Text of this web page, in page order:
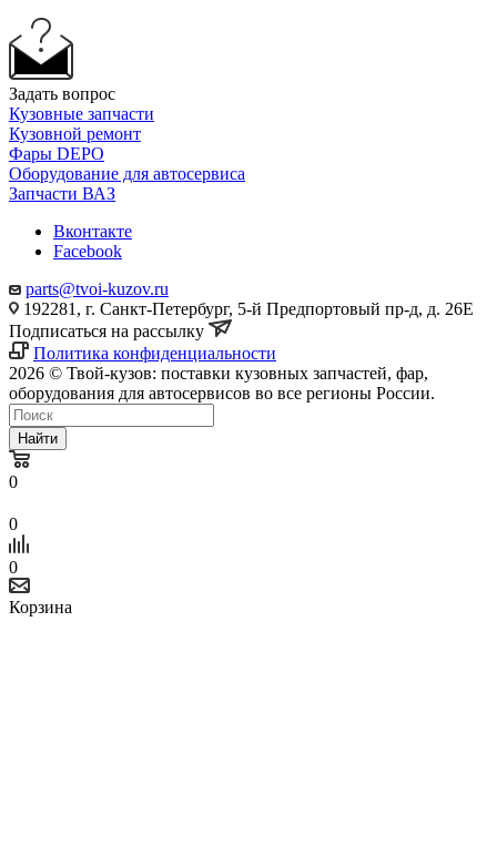
Задать вопрос
Кузовные запчасти
Кузовной ремонт
Фары DEPO
Оборудование для автосервиса
Запчасти ВАЗ
Вконтакте
Facebook
parts@tvoi-kuzov.ru
192281, г. Санкт-Петербург, 5-й Предпортовый пр-д, д. 26Е
Подписаться на рассылку
Политика конфиденциальности
2026 © Твой-кузов: поставки кузовных запчастей, фар,
оборудования для автосервисов во все регионы России.
Найти
0
0
0
Корзина